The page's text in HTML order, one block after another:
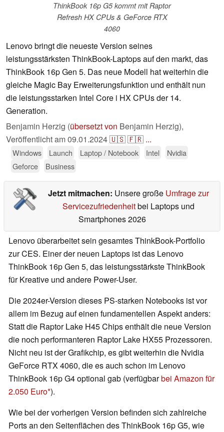
ThinkBook 16p G5 kommt mit Raptor
Refresh HX CPUs & GeForce RTX
4060
Lenovo bringt die neueste Version seines
leistungsstärksten ThinkBook-Laptops auf den markt, das
ThinkBook 16p Gen 5. Das neue Modell hat weiterhin die
gleiche Magic Bay Erweiterungsfunktion und enthält nun
die leistungsstarken Intel Core i HX CPUs der 14.
Generation.
Benjamin Herzig (übersetzt von Benjamin Herzig),
Veröffentlicht am09.01.2024🇺🇸🇫🇷 ...
Windows Launch Laptop / Notebook Intel
Nvidia
Geforce
Business
Jetzt mitmachen: Unsere große Umfrage zur
Servicezufriedenheitbei Laptops und
Smartphones 2026
Lenovo überarbeitet sein gesamtes ThinkBook-Portfolio
zur CES. Einer der neuen Laptops ist das Lenovo
ThinkBook 16p Gen 5, das leistungsstärkste ThinkBook
für Kreative und andere Power-User.
Die 2024er-Version dieses PS-starken Notebooks ist vor
allem im Bezug auf einen fundamentellen Aspekt anders:
Statt die Raptor Lake H45 Chips enthält die neue Version
die noch performanteren Raptor Lake HX55 Prozessoren.
Nicht neu ist der Grafikchip, es gibt weiterhin die Nvidia
GeForce RTX 4060, die es auch schon im Lenovo
ThinkBook 16p G4 optional gab (verfügbarbei Amazon für
2.050 Euro ).
Wie bei der vorherigen Version befinden sich zahlreiche
Ports an den Seitenflächen des ThinkBook 16p G5, wie